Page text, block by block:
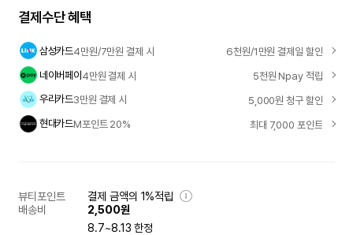
결제수단 혜택
삼성카드4만원/7만원 결제 시
6천원/1만원 결제일 할인
네이버페이4만원 결제 시
5천원 Npay 적립
우리카드3만원 결제 시
5,000원 청구 할인
현대카드M포인트 20% 최대 7,000 포인트
뷰티포인트
결제 금액의 1%적립
배송비
2,500원
8.7~8.13 한정